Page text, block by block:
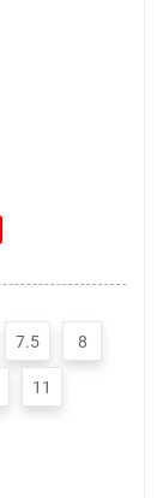
7.5 8
11